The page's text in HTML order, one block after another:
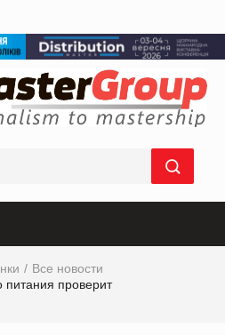
Все новости
питания проверит